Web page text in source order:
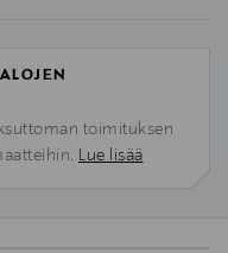
toimituksen
Lue lisää